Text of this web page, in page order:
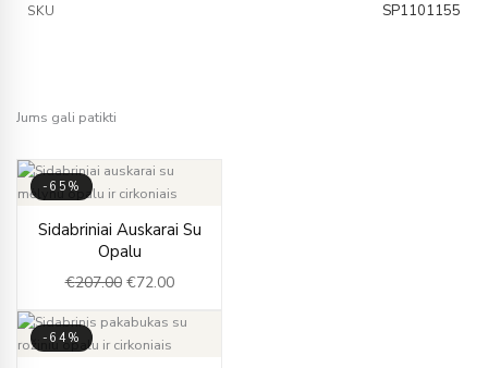
SKU SP1101155
Jums gali patikti
-65%
Sidabriniai Auskarai Su
Opalu
€207.00
price
was:
€207.00.
€72.00
price
€72.00.
-64%